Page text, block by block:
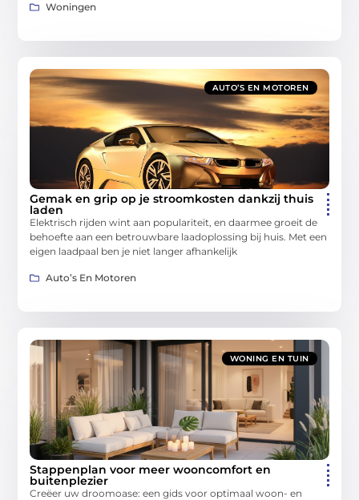
Woningen
AUTO’S EN MOTOREN
Gemak en grip op je stroomkosten dankzij thuis
laden
Elektrisch rijden wint aan populariteit, en daarmee groeit de
behoefte aan een betrouwbare laadoplossing bij huis. Met een
eigen laadpaal ben je niet langer afhankelijk
Auto’s En Motoren
WONING EN TUIN
Stappenplan voor meer wooncomfort en
buitenplezier
Creëer uw droomoase: een gids voor optimaal woon- en